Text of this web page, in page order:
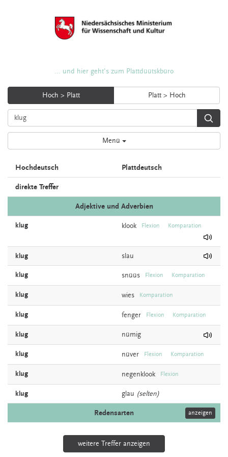
... und hier geht's zum Plattdüütskbüro
Hoch > Platt Platt > Hoch
Menü
Hochdeutsch Plattdeutsch
direkte Treffer
Adjektive und Adverbien
klug klook Flexion Komparation
klug slau
klug snüüs Flexion Komparation
klug wies Komparation
klug fenger Flexion Komparation
klug nümig
klug nüver Flexion Komparation
klug negenklook Flexion
klug glau (selten)
Redensarten anzeigen
weitere Treffer anzeigen